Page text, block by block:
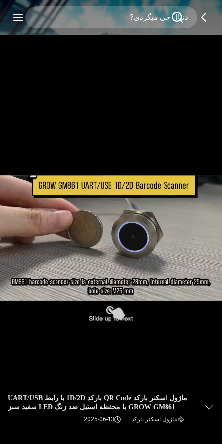
ماژول اسکنر بارکد QR Code بارکد 1D/2D با رابط UART/USB
GROW GM861 با محفظه استیل ضد زنگ LED سفید سبز
ماژول اسکنر بارکد 2025-06-13